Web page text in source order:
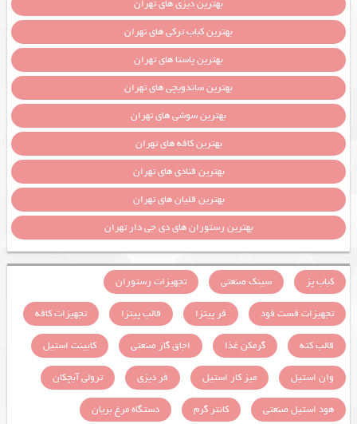
بهترین دیزی های تهران
بهترین کباب ترکی های تهران
بهترین پاستا های تهران
بهترین ساندویچی های تهران
بهترین سوشی های تهران
بهترین کافه های تهران
بهترین قنادی های تهران
بهترین قلیان های تهران
بهترین رستوران های دی جی دار تهران
کباب پز سینک صنعتی
تجهیزات رستوران
تجهیزات فست فود
فر پیتزا قالب پیتزا
تجهیزات کافه
قالب کته
گرمکن غذا اجاق گاز صنعتی
کابینت استیل
وان استیل
میز کار استیل فر دیزی
ترولی آبچکان
هود استیل صنعتی
کانتر گرم
دستگاه مرغ بریان